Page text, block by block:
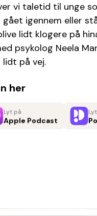
vi taletid til unge
igennem eller
lidt klogere på
psykolog Neela
på vej.
her
Lyt på
Apple Podcast